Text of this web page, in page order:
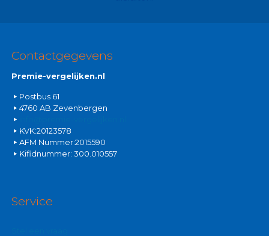
Contactgegevens
Premie-vergelijken.nl
Postbus 61
4760 AB Zevenbergen
KVK:20123578
AFM Nummer:2015590
Kifidnummer: 300.010557
Service